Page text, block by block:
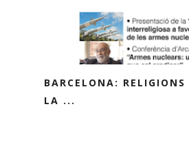
BARCELONA: RELIGIONS
LA ...